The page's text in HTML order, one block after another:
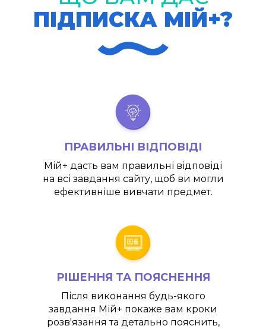
ПІДПИСКА МІЙ+?
ПРАВИЛЬНІ ВІДПОВІДІ
Мій+ дасть вам правильні відповіді
на всі завдання сайту, щоб ви могли
ефективніше вивчати предмет.
РІШЕННЯ ТА ПОЯСНЕННЯ
Після виконання будь-якого
завдання Мій+ покаже вам кроки
розв'язання та детально пояснить,